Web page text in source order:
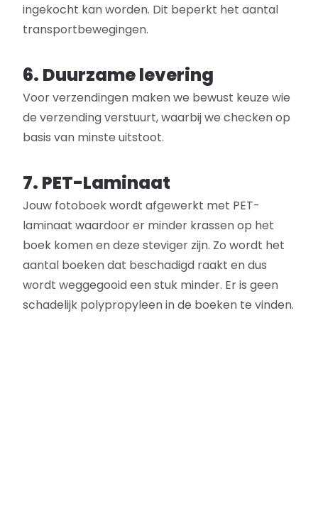
ingekocht kan worden. Dit beperkt het aantal
transportbewegingen.
6. Duurzame levering
Voor verzendingen maken we bewust keuze wie
de verzending verstuurt, waarbij we checken op
basis van minste uitstoot.
7. PET-Laminaat
Jouw fotoboek wordt afgewerkt met PET-
laminaat waardoor er minder krassen op het
boek komen en deze steviger zijn. Zo wordt het
aantal boeken dat beschadigd raakt en dus
wordt weggegooid een stuk minder. Er is geen
schadelijk polypropyleen in de boeken te vinden.